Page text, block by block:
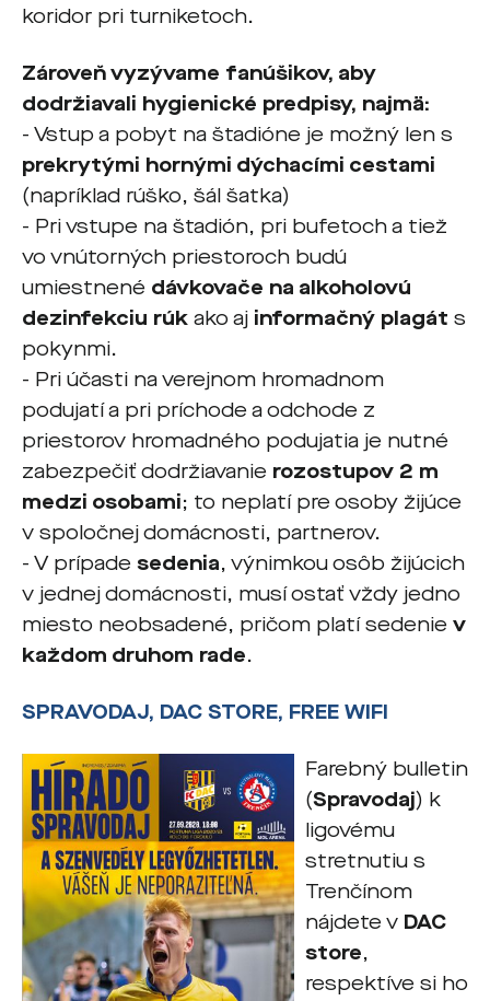
koridor pri turniketoch.
Zároveň vyzývame fanúšikov, aby
dodržiavali hygienické predpisy, najmä:
- Vstup a pobyt na štadióne je možný len s
prekrytými hornými dýchacími cestami
(napríklad rúško, šál šatka)
- Pri vstupe na štadión, pri bufetoch a tiež
vo vnútorných priestoroch budú
umiestnené dávkovače na alkoholovú
dezinfekciu rúk ako aj informačný plagát s
pokynmi.
- Pri účasti na verejnom hromadnom
podujatí a pri príchode a odchode z
priestorov hromadného podujatia je nutné
zabezpečiť dodržiavanie rozostupov 2 m
medzi osobami; to neplatí pre osoby žijúce
v spoločnej domácnosti, partnerov.
- V prípade sedenia, výnimkou osôb žijúcich
v jednej domácnosti, musí ostať vždy jedno
miesto neobsadené, pričom platí sedenie v
každom druhom rade.
SPRAVODAJ, DAC STORE, FREE WIFI
Farebný bulletin
(Spravodaj) k
ligovému
stretnutiu s
Trenčínom
nájdete v DAC
store,
respektíve si ho